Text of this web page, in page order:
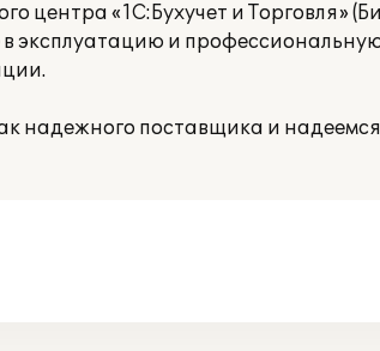
центра «1С:Бухучет и Торговля»
эксплуатацию и
надежного поставщика и